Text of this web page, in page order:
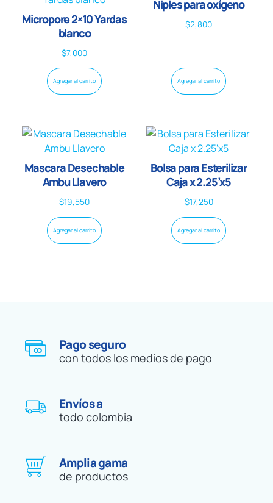
Micropore 2×10 Yardas
blanco
$7,000
Agregar al carrito
Niples para oxígeno
$2,800
Agregar al carrito
Mascara Desechable
Ambu Llavero
$19,550
Agregar al carrito
Bolsa para Esterilizar
Caja x 2.25’x5
$17,250
Agregar al carrito
Pago seguro
con todos los medios de pago
Envíos a
todo colombia
Amplia gama
de productos